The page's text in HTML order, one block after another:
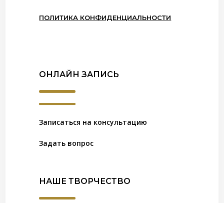
ПОЛИТИКА КОНФИДЕНЦИАЛЬНОСТИ
ОНЛАЙН ЗАПИСЬ
Записаться на консультацию
Задать вопрос
НАШЕ ТВОРЧЕСТВО